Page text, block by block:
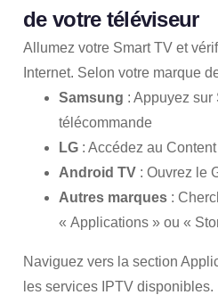
de votre téléviseur
Allumez votre Smart TV et
Internet. Selon votre marque
Samsung : Appuyez sur
télécommande
LG : Accédez au
Android TV : Ouvrez le
Autres marques :
« Applications » ou «
Naviguez vers la section
les services IPTV disponibles.